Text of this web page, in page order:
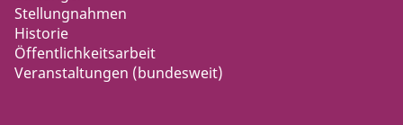
Stellungnahmen
Historie
Öffentlichkeitsarbeit
Veranstaltungen (bundesweit)